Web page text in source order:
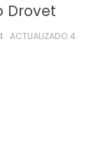
Drovet
· ACTUALIZADO 4